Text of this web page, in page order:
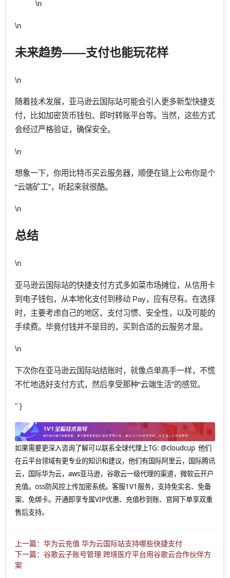
\n
\n
未来趋势——支付也能玩花样
\n
随着技术发展，亚马逊云国际站可能会引入更多新型快捷支
付，比如加密货币钱包、即时转账平台等。当然，这些方式
会经过严格验证，确保安全。
\n
想象一下，你用比特币买云服务器，顺便在链上公布你是个
“云端矿工”，听起来就很酷。
\n
总结
\n
亚马逊云国际站的快捷支付方式多如菜市场摊位，从信用卡
到电子钱包，从本地化支付到移动 Pay，应有尽有。在选择
时，主要考虑自己的地区、支付习惯、安全性，以及可能的
手续费。毕竟付钱并不是目的，买到合适的云服务才是。
\n
下次你在亚马逊云国际站结账时，就像点单高手一样，不慌
不忙地选好支付方式，然后享受那种“云端生活”的感觉。
" }
如果需要更深入咨询了解可以联系全球代理上TG: @cloudcup 他们
在云平台领域有更专业的知识和建议，他们有国际阿里云，国际腾讯
云，国际华为云，aws亚马逊，谷歌云一级代理的渠道，微软云开户
充值。oss防风控上传加密系统。客服1V1服务，支持免实名、免备
案、免绑卡。开通即享专属VIP优惠、充值秒到账、官网下单享双重
售后支持。
上一篇：华为云充值 华为云国际站支持哪些快捷支付
下一篇：谷歌云子账号管理 跨境医疗平台用谷歌云合作伙伴方
案